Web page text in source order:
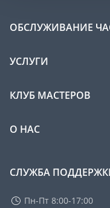
ОБСЛУЖИВАНИЕ
УСЛУГИ
КЛУБ МАСТЕРОВ
О НАС
СЛУЖБА
Пн-Пт 8:00-17:00